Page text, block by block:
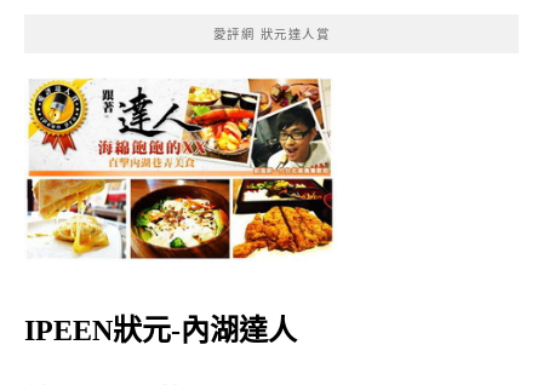
愛評網 狀元達人賞
IPEEN狀元-內湖達人